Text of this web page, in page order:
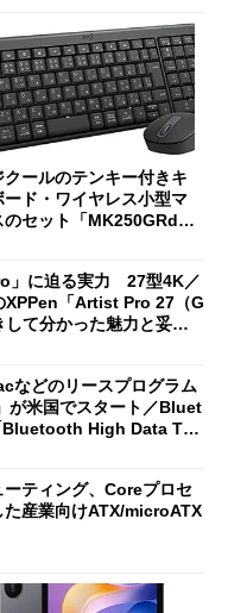
クールのテンキー付きキ
ード・ワイヤレス小型マ
のセット「MK250GRd」
」に迫る実力 27型4K／
XPPen「Artist Pro 27（G
て分かった魅力と妥協
などのリースプログラム
が米国でスタート／Bluet
High Data Thr
ーティング、Coreプロセ
た産業向けATX/microATX